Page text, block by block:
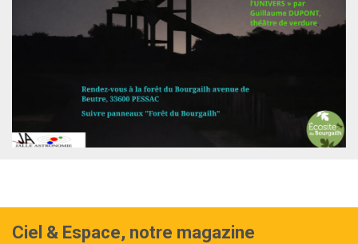
Ciel & Espace, notre magazine